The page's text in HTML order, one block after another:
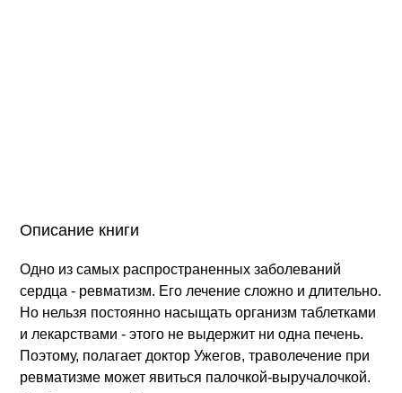
Описание книги
Одно из самых распространенных заболеваний
сердца - ревматизм. Его лечение сложно и длительно.
Но нельзя постоянно насыщать организм таблетками
и лекарствами - этого не выдержит ни одна печень.
Поэтому, полагает доктор Ужегов, траволечение при
ревматизме может явиться палочкой-выручалочкой.